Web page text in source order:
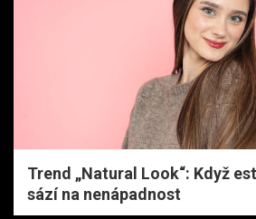
Trend „Natural Look“: Když
sází na nenápadnost